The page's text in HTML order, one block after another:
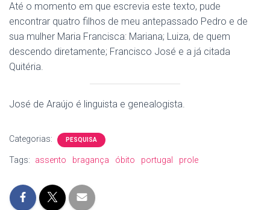
Até o momento em que escrevia este texto, pude
encontrar quatro filhos de meu antepassado Pedro e de
sua mulher Maria Francisca: Mariana; Luiza, de quem
descendo diretamente; Francisco José e a já citada
Quitéria.
José de Araújo é linguista e genealogista.
Categorias: PESQUISA
Tags: assento bragança óbito portugal prole